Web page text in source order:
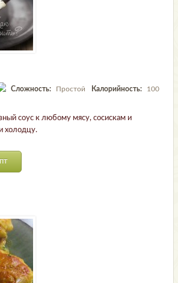
Сложность: Простой Калорийность:
100
соус к любому мясу, сосискам и
холодцу.